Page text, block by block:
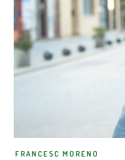
FRANCESC MORENO